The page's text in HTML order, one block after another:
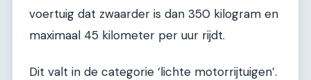
voertuig dat zwaarder is dan 350 kilogram en
maximaal 45 kilometer per uur rijdt.
Dit valt in de categorie ‘lichte motorrijtuigen’.